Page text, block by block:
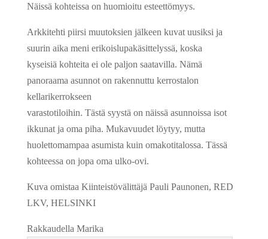
Näissä kohteissa on huomioitu esteettömyys.
Arkkitehti piirsi muutoksien jälkeen kuvat uusiksi ja
suurin aika meni erikoislupakäsittelyssä, koska
kyseisiä kohteita ei ole paljon saatavilla. Nämä
panoraama asunnot on rakennuttu kerrostalon
kellarikerrokseen
varastotiloihin. Tästä syystä on näissä asunnoissa isot
ikkunat ja oma piha. Mukavuudet löytyy, mutta
huolettomampaa asumista kuin omakotitalossa. Tässä
kohteessa on jopa oma ulko-ovi.
Kuva omistaa Kiinteistövälittäjä Pauli Paunonen, RED
LKV, HELSINKI
Rakkaudella Marika